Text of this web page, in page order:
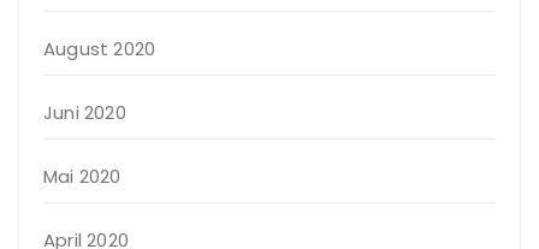
August 2020
Juni 2020
Mai 2020
April 2020